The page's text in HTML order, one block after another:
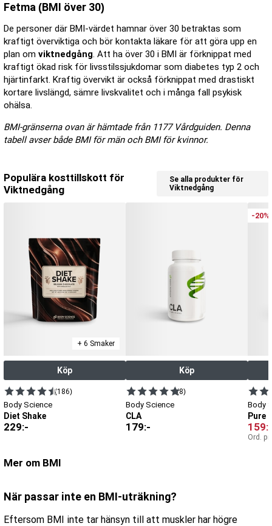
Fetma (BMI över 30)
De personer där BMI-värdet hamnar över 30 betraktas som
kraftigt överviktiga och bör kontakta läkare för att göra upp en
plan om viktnedgång. Att ha över 30 i BMI är förknippat med
kraftigt ökad risk för livsstilssjukdomar som diabetes typ 2 och
hjärtinfarkt. Kraftig övervikt är också förknippat med drastiskt
kortare livslängd, sämre livskvalitet och i många fall psykisk
ohälsa.
BMI-gränserna ovan är hämtade från 1177 Vårdguiden. Denna
tabell avser både BMI för män och BMI för kvinnor.
Populära kosttillskott för
Viktnedgång
Se alla produkter för
Viktnedgång
+ 6 Smaker
Köp
(186)
Body Science
Diet Shake
229:-
Köp
(8)
Body Science
CLA
179:-
-20%
Body
Pure
159
Ord.
Mer om BMI
När passar inte en BMI-uträkning?
Eftersom BMI inte tar hänsyn till att muskler har högre